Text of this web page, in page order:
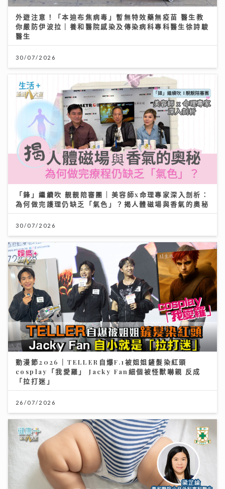
外遊注意！「本迪布焦病毒」暫無特效藥無疫苗 醫生教
你嚴防伊波拉｜養和醫院感染及傳染病科專科醫生徐詩駿
醫生
30/07/2026
「鋒」繼續吹 靚靚陪審團 | 美容師x命理專家深入剖析：
為何做完護理仍缺乏「氣色」？揭人體磁場與香氣的奧秘
30/07/2026
動漫節2026｜TELLER自爆F.1被姐姐鏟髮染紅頭
cosplay「我愛羅」 Jacky Fan細個被怪獸嚇親 反成
「拉打迷」
26/07/2026